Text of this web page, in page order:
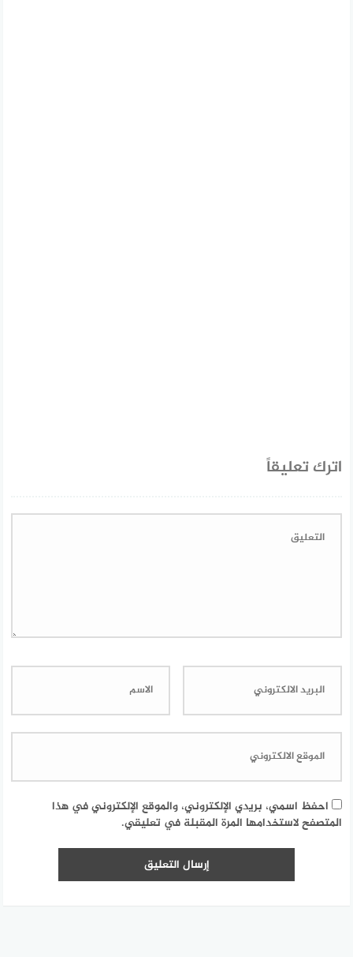
اترك تعليقاً
احفظ اسمي، بريدي الإلكتروني، والموقع الإلكتروني في هذا
المتصفح لاستخدامها المرة المقبلة في تعليقي.